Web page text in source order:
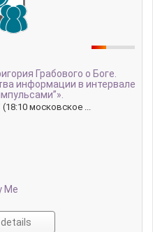
Грабового о Боге.
информации в интервале
московское ...
Me